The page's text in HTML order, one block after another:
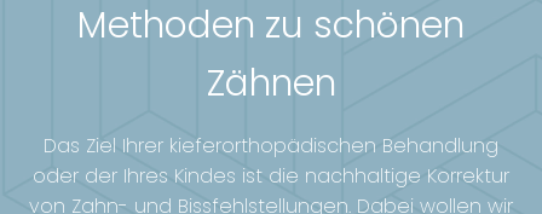
Methoden zu schönen
Zähnen
Das Ziel Ihrer kieferorthopädischen Behandlung
oder der Ihres Kindes ist die nachhaltige Korrektur
von Zahn- und Bissfehlstellungen. Dabei wollen wir